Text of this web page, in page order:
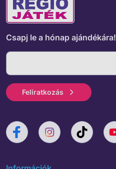
Csapj le a hónap ajándékára!
Feliratkozás